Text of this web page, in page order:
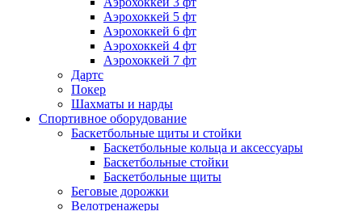
Аэрохоккей 5 фт
Аэрохоккей 6 фт
Аэрохоккей 4 фт
Аэрохоккей 7 фт
Дартс
Покер
Шахматы и нарды
Спортивное оборудование
Баскетбольные щиты и стойки
Баскетбольные кольца и аксессуары
Баскетбольные стойки
Баскетбольные щиты
Беговые дорожки
Велотренажеры